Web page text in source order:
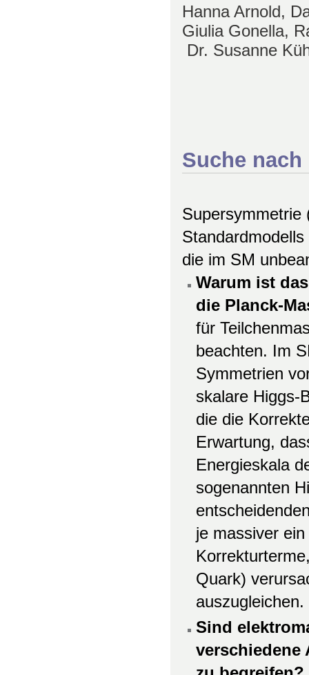
Hanna Arnold,
Giulia Gonella,
Dr. Susanne
Suche
Supersymmetrie
die im SM
Warum ist
die Planck-
für
beachten. Im
Symmetrien
skalare Higgs-
die die
Erwartung,
Energieskala
sogenannten
je massiver
Quark)
auszugleichen.
Sind
verschiedene